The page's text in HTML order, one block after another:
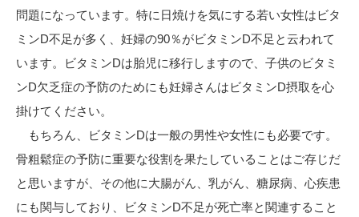
問題になっています。特に日焼けを気にする若い女性はビタ
ミンD不足が多く、妊婦の90％がビタミンD不足と云われて
います。ビタミンDは胎児に移行しますので、子供のビタミ
ンD欠乏症の予防のためにも妊婦さんはビタミンD摂取を心
掛けてください。
もちろん、ビタミンDは一般の男性や女性にも必要です。
骨粗鬆症の予防に重要な役割を果たしていることはご存じだ
と思いますが、その他に大腸がん、乳がん、糖尿病、心疾患
にも関与しており、ビタミンD不足が死亡率と関連すること